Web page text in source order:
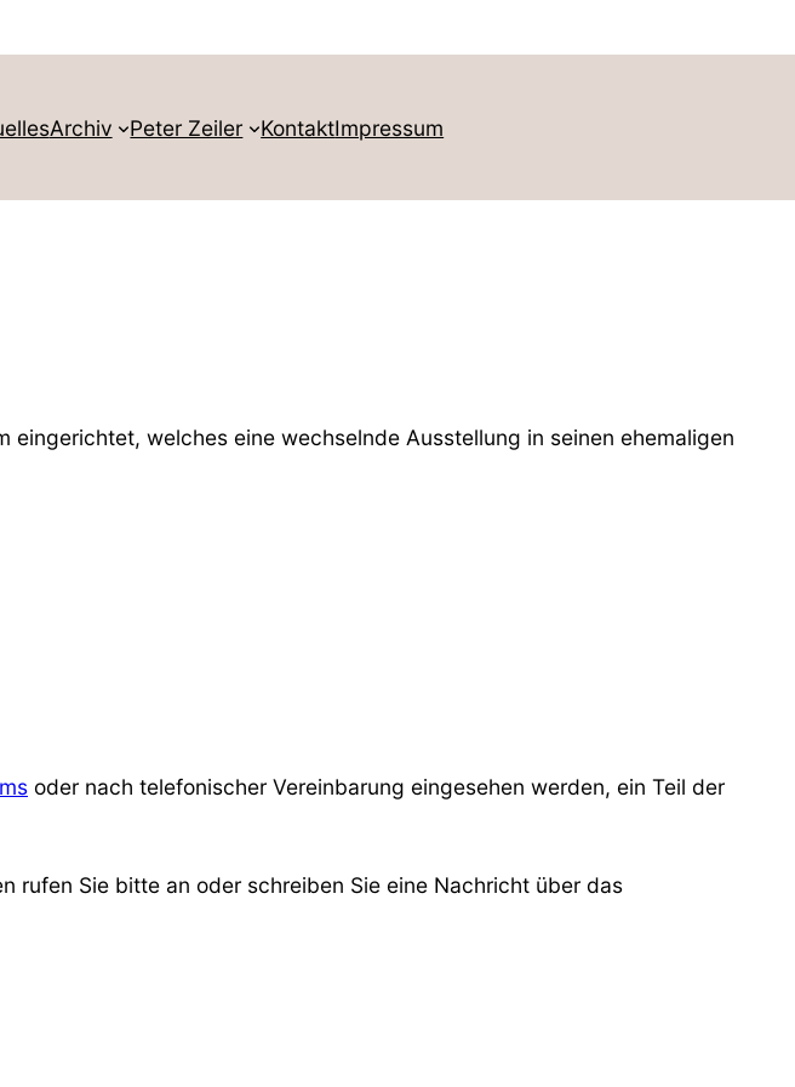
Archiv Peter Zeiler KontaktImpressum
eingerichtet, welches eine wechselnde Ausstellung in seinen ehemaligen
oder nach telefonischer Vereinbarung eingesehen werden, ein Teil der
rufen Sie bitte an oder schreiben Sie eine Nachricht über das